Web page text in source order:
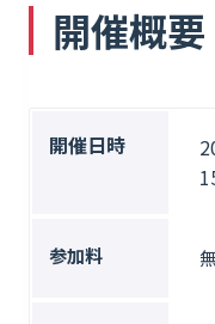
開催概要
開催日時
参加料